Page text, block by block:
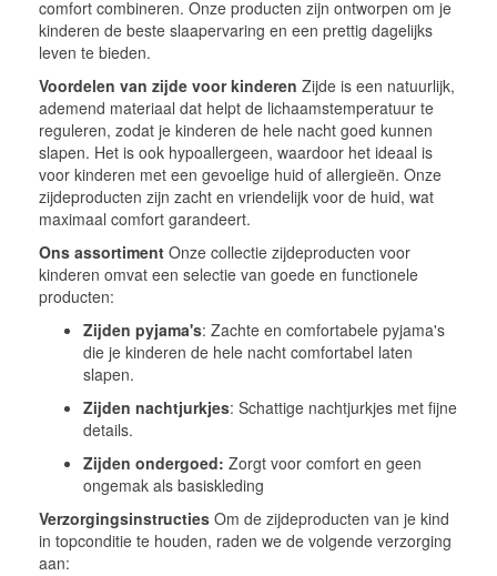
comfort combineren. Onze producten zijn ontworpen om je
kinderen de beste slaapervaring en een prettig dagelijks
leven te bieden.
Voordelen van zijde voor kinderen Zijde is een natuurlijk,
ademend materiaal dat helpt de lichaamstemperatuur te
reguleren, zodat je kinderen de hele nacht goed kunnen
slapen. Het is ook hypoallergeen, waardoor het ideaal is
voor kinderen met een gevoelige huid of allergieën. Onze
zijdeproducten zijn zacht en vriendelijk voor de huid, wat
maximaal comfort garandeert.
Ons assortiment Onze collectie zijdeproducten voor
kinderen omvat een selectie van goede en functionele
producten:
Zijden pyjama's: Zachte en comfortabele pyjama's
die je kinderen de hele nacht comfortabel laten
slapen.
Zijden nachtjurkjes: Schattige nachtjurkjes met fijne
details.
Zijden ondergoed: Zorgt voor comfort en geen
ongemak als basiskleding
Verzorgingsinstructies Om de zijdeproducten van je kind
in topconditie te houden, raden we de volgende verzorging
aan: